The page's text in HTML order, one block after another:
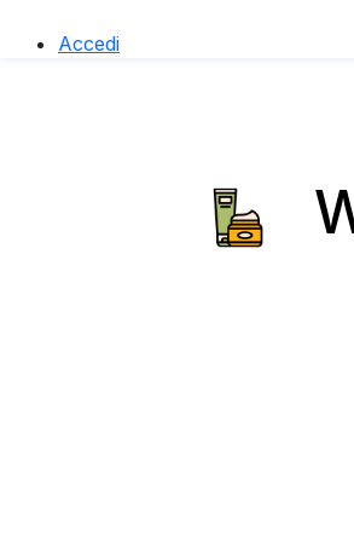
Accedi